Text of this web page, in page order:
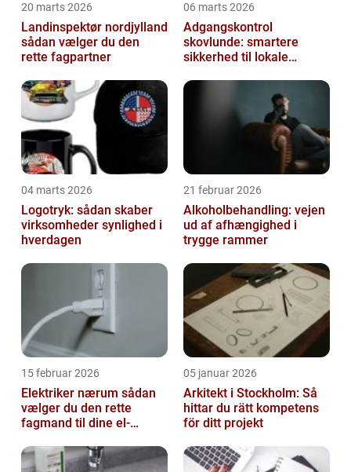
20 marts 2026
Landinspektør nordjylland
sådan vælger du den
rette fagpartner
06 marts 2026
Adgangskontrol
skovlunde: smartere
sikkerhed til lokale
04 marts 2026
Logotryk: sådan skaber
virksomheder synlighed i
hverdagen
21 februar 2026
Alkoholbehandling: vejen
ud af afhængighed i
trygge rammer
15 februar 2026
Elektriker nærum sådan
vælger du den rette
fagmand til dine el-
05 januar 2026
Arkitekt i Stockholm: Så
hittar du rätt kompetens
för ditt projekt